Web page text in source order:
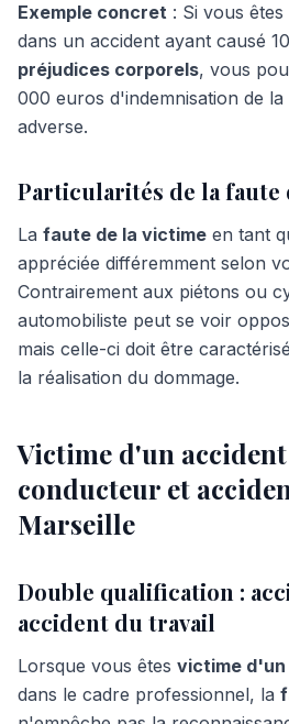
Exemple concret : Si vous
dans un accident ayant causé
préjudices corporels, vous
000 euros d'indemnisation de
adverse.
Particularités de la faute
La faute de la victime en tant
appréciée différemment selon
Contrairement aux piétons ou
automobiliste peut se voir
mais celle-ci doit être
la réalisation du dommage.
Victime d'un
conducteur et
Marseille
Double qualification :
accident du travail
Lorsque vous êtes victime
dans le cadre professionnel, la